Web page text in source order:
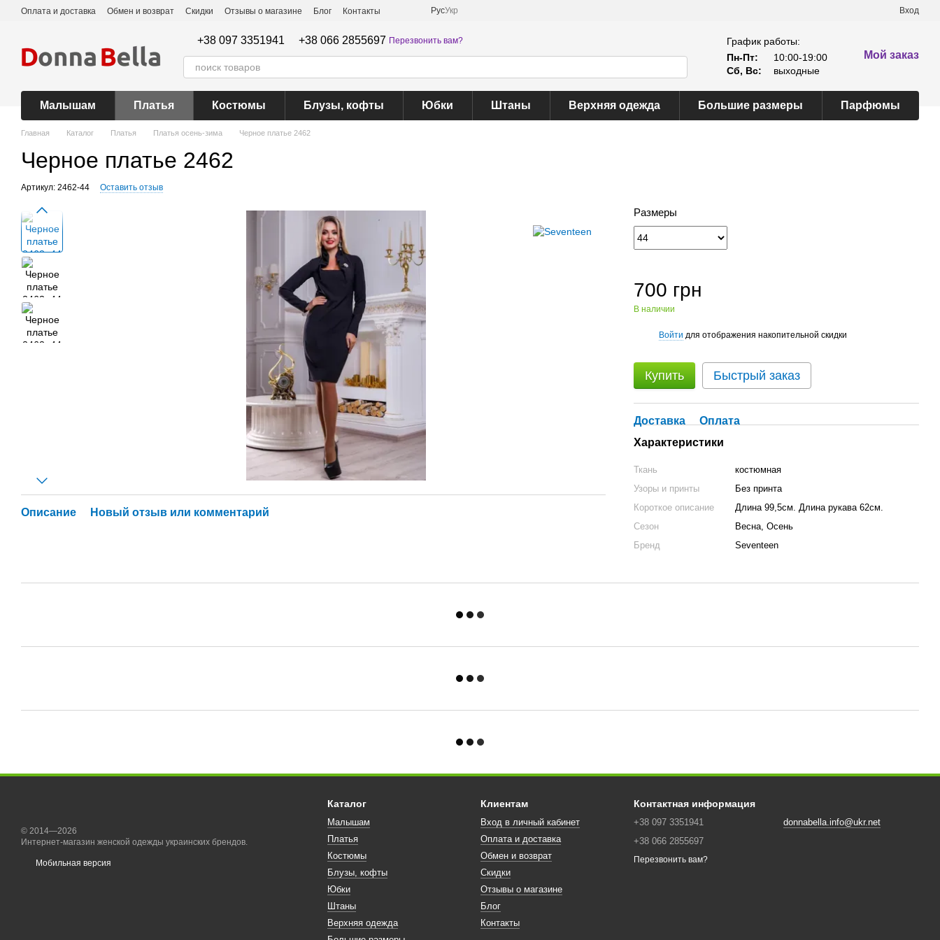
Перейти к основному контенту
Оплата и доставка Обмен и возврат Скидки Отзывы о магазине Блог Контакты РусУкр Вход
+38 097 3351941 +38 066 2855697 Перезвонить вам?
График работы:
Пн-Пт:
10:00-19:00
Сб, Вс:
выходные
Мой заказ
Малышам Платья Костюмы Блузы, кофты Юбки Штаны Верхняя одежда Большие размеры Парфюмы
Главная Каталог Платья Платья осень-зима Черное платье 2462
Черное платье 2462
Артикул: 2462-44 Оставить отзыв
Описание Новый отзыв или комментарий
Размеры
700 грн
В наличии
Войти для отображения накопительной скидки
Купить Быстрый заказ
Доставка
Оплата
Характеристики
Ткань
костюмная
Узоры и принты
Без принта
Короткое описание
Длина 99,5см. Длина рукава 62см.
Сезон
Весна, Осень
Бренд
Seventeen
© 2014—2026
Интернет-магазин женской одежды украинских брендов.
Мобильная версия
Каталог
Малышам
Платья
Костюмы
Блузы, кофты
Юбки
Штаны
Верхняя одежда
Клиентам
Вход в личный кабинет
Оплата и доставка
Обмен и возврат
Скидки
Отзывы о магазине
Блог
Контакты
Контактная информация
+38 097 3351941
+38 066 2855697
Перезвонить вам?
donnabella.info@ukr.net